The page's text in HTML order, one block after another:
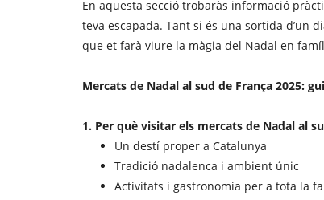
En aquesta secció trobaràs informació
teva escapada. Tant si és una sortida d’un
que et farà viure la màgia del Nadal en
Mercats de Nadal al sud de França 2025:
1. Per què visitar els mercats de Nadal al
Un destí proper a Catalunya
Tradició nadalenca i ambient únic
Activitats i gastronomia per a tota la